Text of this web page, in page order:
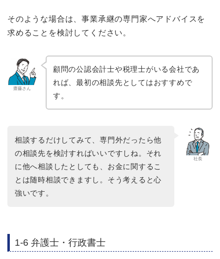
そのような場合は、事業承継の専門家へアドバイスを
求めることを検討してください。
齋藤さん
顧問の公認会計士や税理士がいる会社であ
れば、最初の相談先としてはおすすめで
す。
社長
相談するだけしてみて、専門外だったら他
の相談先を検討すればいいですしね。それ
に他へ相談したとしても、お金に関するこ
とは随時相談できますし。そう考えると心
強いです。
1-6 弁護士・行政書士